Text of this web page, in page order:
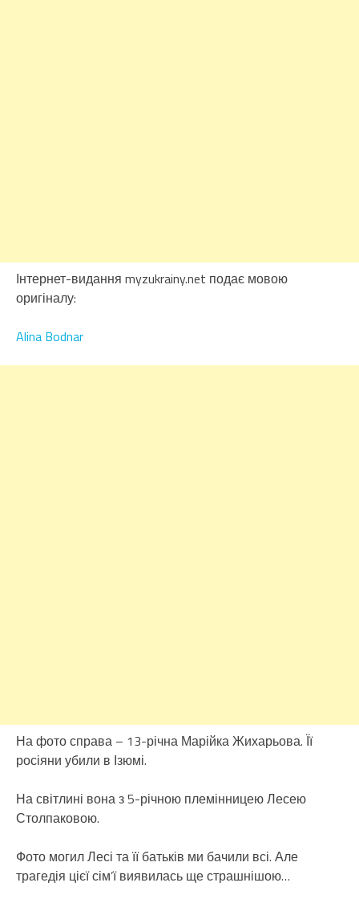
Інтернет-видання myzukrainy.net подає мовою
оригіналу:
Alina Bodnar
На фото справа – 13-річна Марійка Жихарьова. Її
росіяни убили в Ізюмі.
На світлині вона з 5-річною племінницею Лесею
Столпаковою.
Фото могил Лесі та її батьків ми бачили всі. Але
трагедія цієї сім’ї виявилась ще страшнішою…